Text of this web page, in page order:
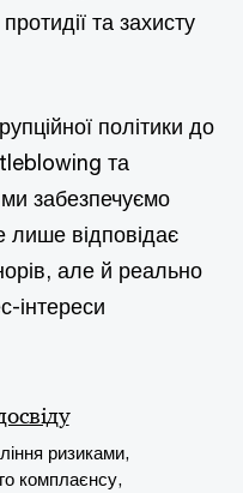
та захисту
політики до
та
забезпечуємо
лише відповідає
але й реально
інтереси
ризиками,
комплаєнсу,